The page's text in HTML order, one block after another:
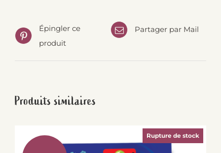
Épingler ce
produit
Partager par Mail
Produits similaires
Rupture de stock